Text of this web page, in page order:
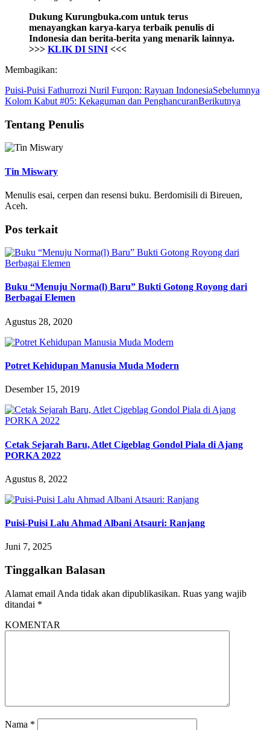
Dukung Kurungbuka.com untuk terus
menayangkan karya-karya terbaik penulis di
Indonesia dan berita-berita yang menarik lainnya.
>>> KLIK DI SINI <<<
Membagikan:
Puisi-Puisi Fathurrozi Nuril Furqon: Rayuan IndonesiaSebelumnya
Kolom Kabut #05: Kekaguman dan PenghancuranBerikutnya
Tentang Penulis
Tin Miswary
Menulis esai, cerpen dan resensi buku. Berdomisili di Bireuen,
Aceh.
Pos terkait
Buku “Menuju Norma(l) Baru” Bukti Gotong Royong dari
Berbagai Elemen
Agustus 28, 2020
Potret Kehidupan Manusia Muda Modern
Desember 15, 2019
Cetak Sejarah Baru, Atlet Cigeblag Gondol Piala di Ajang
PORKA 2022
Agustus 8, 2022
Puisi-Puisi Lalu Ahmad Albani Atsauri: Ranjang
Juni 7, 2025
Tinggalkan Balasan
Alamat email Anda tidak akan dipublikasikan. Ruas yang wajib
ditandai *
KOMENTAR
Nama *